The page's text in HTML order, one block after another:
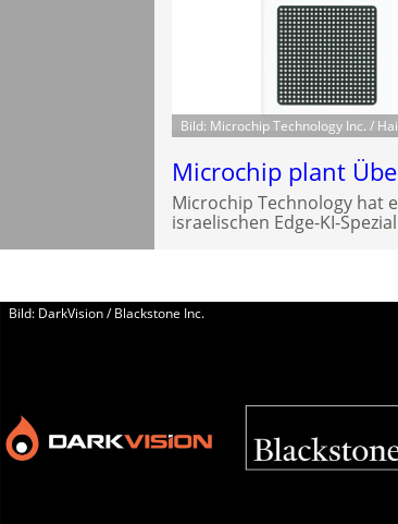
Bild: Microchip Technology Inc. /
Microchip plant
Microchip Technology hat
israelischen Edge-KI-
Bild: DarkVision / Blackstone Inc.